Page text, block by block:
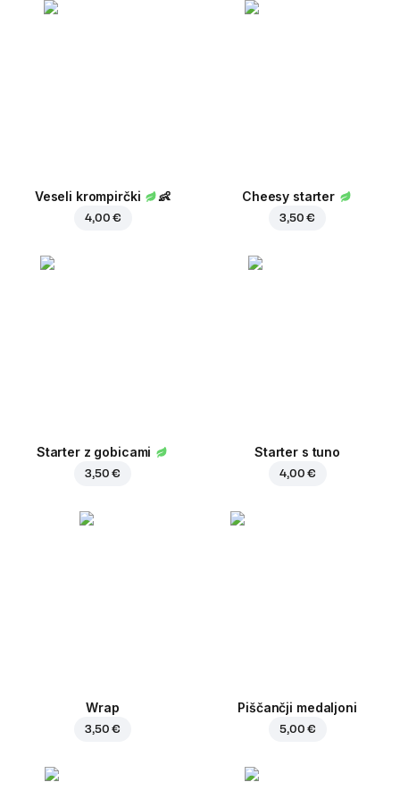
Veseli krompirčki 👶
4,00 €
Cheesy starter
3,50 €
Starter z gobicami
3,50 €
Starter s tuno
4,00 €
Wrap
3,50 €
Piščančji medaljoni
5,00 €